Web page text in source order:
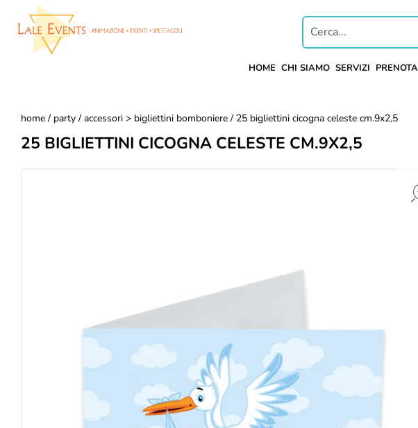
HOME CHI SIAMO SERVIZI
home / party / accessori > bigliettini bomboniere / 25 bigliettini cicogna celeste cm.9x2,5
25 BIGLIETTINI CICOGNA CELESTE CM.9X2,5